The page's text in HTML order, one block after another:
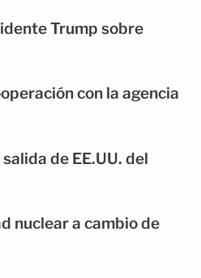
Trump sobre
con la agencia
de EE.UU. del
nuclear a cambio de